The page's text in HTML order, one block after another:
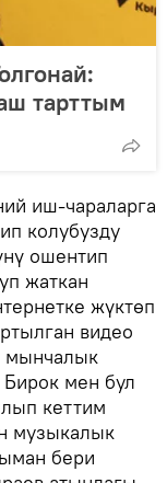
тарттым
иш-чараларга
колубузду
ошентип
жаткан
жүктөп
видео
мынчалык
мен бул
кеттим
музыкалык
бери